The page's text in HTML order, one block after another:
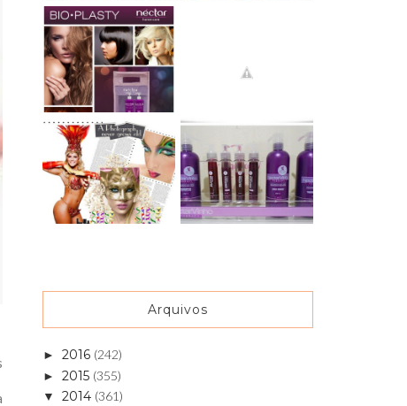
Arquivos
► 2016 (242)
► 2015 (355)
▼ 2014 (361)